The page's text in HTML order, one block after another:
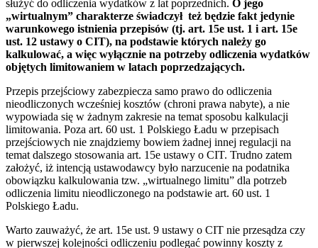
służyć do odliczenia wydatków z lat poprzednich. O jego
„wirtualnym” charakterze świadczył też będzie fakt jedynie
warunkowego istnienia przepisów (tj. art. 15e ust. 1 i art. 15e
ust. 12 ustawy o CIT), na podstawie których należy go
kalkulować, a więc wyłącznie na potrzeby odliczenia wydatków
objętych limitowaniem w latach poprzedzających.
Przepis przejściowy zabezpiecza samo prawo do odliczenia
nieodliczonych wcześniej kosztów (chroni prawa nabyte), a nie
wypowiada się w żadnym zakresie na temat sposobu kalkulacji
limitowania. Poza art. 60 ust. 1 Polskiego Ładu w przepisach
przejściowych nie znajdziemy bowiem żadnej innej regulacji na
temat dalszego stosowania art. 15e ustawy o CIT. Trudno zatem
założyć, iż intencją ustawodawcy było narzucenie na podatnika
obowiązku kalkulowania tzw. „wirtualnego limitu” dla potrzeb
odliczenia limitu nieodliczonego na podstawie art. 60 ust. 1
Polskiego Ładu.
Warto zauważyć, że art. 15e ust. 9 ustawy o CIT nie przesądza czy
w pierwszej kolejności odliczeniu podlegać powinny koszty z